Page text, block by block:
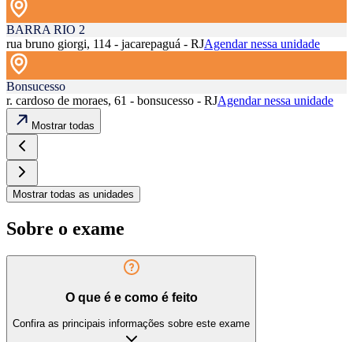
BARRA RIO 2
rua bruno giorgi, 114 - jacarepaguá - RJAgendar nessa unidade
Bonsucesso
r. cardoso de moraes, 61 - bonsucesso - RJAgendar nessa unidade
Mostrar todas
Mostrar todas as unidades
Sobre o exame
O que é e como é feito
Confira as principais informações sobre este exame